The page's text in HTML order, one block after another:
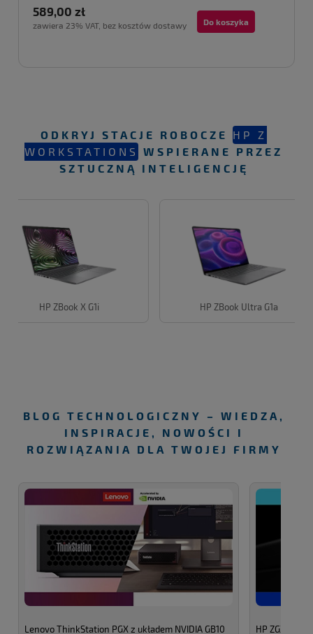
589,00 zł
zawiera 23% VAT, bez kosztów dostawy Do koszyka
ODKRYJ STACJE ROBOCZE HP Z
WORKSTATIONS
WSPIERANE PRZEZ
SZTUCZNĄ INTELIGENCJĘ
HP ZBook X G1i HP ZBook Ultra G1a
BLOG TECHNOLOGICZNY – WIEDZA,
INSPIRACJE, NOWOŚCI I
ROZWIĄZANIA DLA TWOJEJ FIRMY
Lenovo ThinkStation PGX z układem NVIDIA GB10
HP ZGX